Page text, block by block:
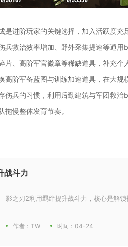
是进阶玩家的关键选择，加入活跃度充
兵救治效率增加、野外采集提速等通
片、高阶军官徽章等稀缺道具，补充
高阶军备蓝图与训练加速道具，在大
伤兵的习惯，利用后勤建筑与军团救
拖慢整体发育节奏。
战斗力
影之刃2利用羁绊提升战斗力，核心是解
作者：TW 时间：04-24